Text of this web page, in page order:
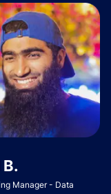
Manager - Data